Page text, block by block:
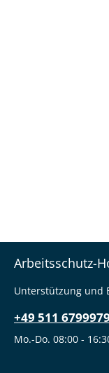
Arbeitsschutz-
Unterstützung und
+49 511
Mo.-Do. 08:00 -